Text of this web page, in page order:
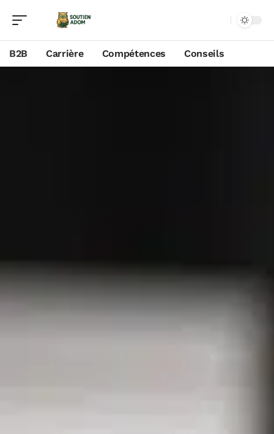
B2B Carrière Compétences Conseils